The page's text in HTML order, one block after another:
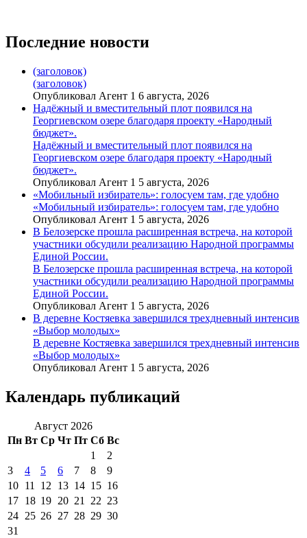
Последние новости
(заголовок)
(заголовок)
Опубликовал Агент 1 6 августа, 2026
Надёжный и вместительный плот появился на
Георгиевском озере благодаря проекту «Народный
бюджет».
Надёжный и вместительный плот появился на
Георгиевском озере благодаря проекту «Народный
бюджет».
Опубликовал Агент 1 5 августа, 2026
«Мобильный избиратель»: голосуем там, где удобно
«Мобильный избиратель»: голосуем там, где удобно
Опубликовал Агент 1 5 августа, 2026
В Белозерске прошла расширенная встреча, на которой
участники обсудили реализацию Народной программы
Единой России.
В Белозерске прошла расширенная встреча, на которой
участники обсудили реализацию Народной программы
Единой России.
Опубликовал Агент 1 5 августа, 2026
В деревне Костяевка завершился трехдневный интенсив
«Выбор молодых»
В деревне Костяевка завершился трехдневный интенсив
«Выбор молодых»
Опубликовал Агент 1 5 августа, 2026
Календарь публикаций
Август 2026
Пн Вт Ср Чт Пт Сб Вс
1
2
3
4 5 6 7 8
9
10 11 12 13 14 15 16
17 18 19 20 21 22 23
24 25 26 27 28 29 30
31